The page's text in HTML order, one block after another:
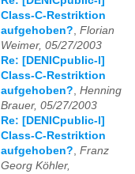
Class-C-Restriktion
aufgehoben?, Florian
Weimer, 05/27/2003
Re: [DENICpublic-l]
Class-C-Restriktion
aufgehoben?, Henning
Brauer, 05/27/2003
Re: [DENICpublic-l]
Class-C-Restriktion
aufgehoben?, Franz
Georg Köhler,